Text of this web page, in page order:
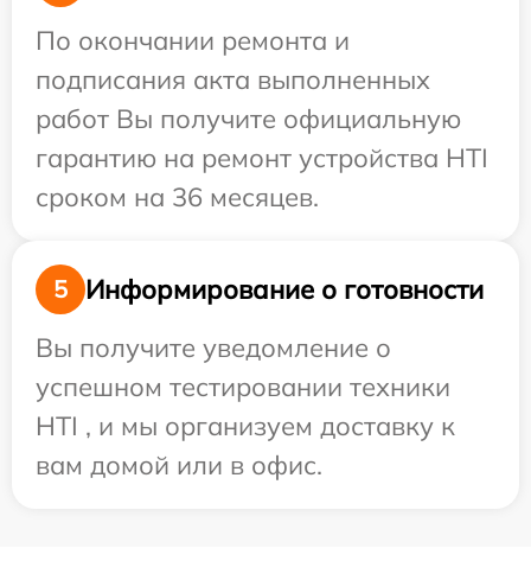
По окончании ремонта и
подписания акта выполненных
работ Вы получите официальную
гарантию на ремонт устройства HTI
сроком на 36 месяцев.
5
Информирование о готовности
Вы получите уведомление о
успешном тестировании техники
HTI , и мы организуем доставку к
вам домой или в офис.